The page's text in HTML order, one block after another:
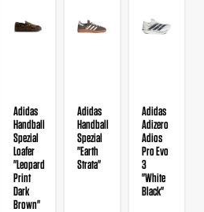
Adidas
Handball
Spezial
Loafer
"Leopard
Print
Dark
Brown"
Adidas
Handball
Spezial
"Earth
Strata"
Adidas
Adizero
Adios
Pro Evo
3
"White
Black"